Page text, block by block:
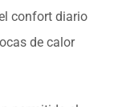
confort diario
de calor